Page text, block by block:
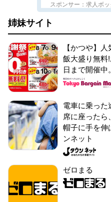
スポンサー：求人ボッ
姉妹サイト
【かつや】
飯大盛り無料
日まで開催中。
電車に乗った
席に座ったら
帽子に手を伸
ンネット
ゼロまる